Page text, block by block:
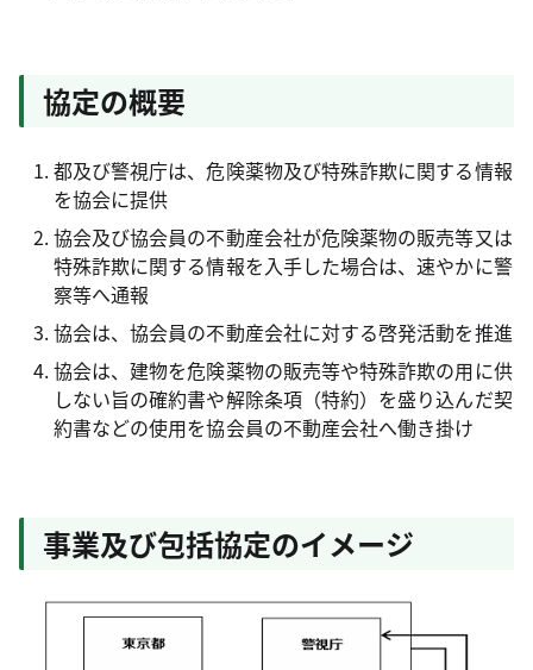
協定の概要
都及び警視庁は、危険薬物及び特殊詐欺に関する情報
を協会に提供
協会及び協会員の不動産会社が危険薬物の販売等又は
特殊詐欺に関する情報を入手した場合は、速やかに警
察等へ通報
協会は、協会員の不動産会社に対する啓発活動を推進
協会は、建物を危険薬物の販売等や特殊詐欺の用に供
しない旨の確約書や解除条項（特約）を盛り込んだ契
約書などの使用を協会員の不動産会社へ働き掛け
事業及び包括協定のイメージ